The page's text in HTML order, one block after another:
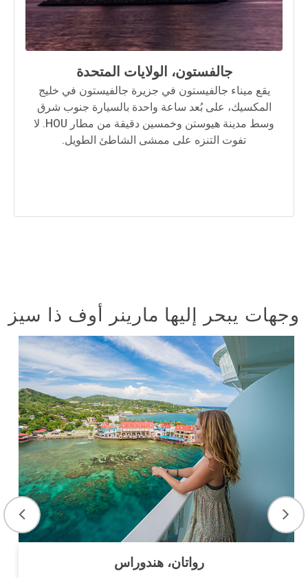
جالفستون، الولايات المتحدة
يقع ميناء جالفيستون في جزيرة جالفيستون في خليج
المكسيك، على بُعد ساعة واحدة بالسيارة جنوب شرق
وسط مدينة هيوستن وخمسين دقيقة من مطار HOU. لا
تفوت التنزه على ممشى الشاطئ الطويل.
وجهات يبحر إليها مارينر أوف ذا سيز
رواتان، هندوراس